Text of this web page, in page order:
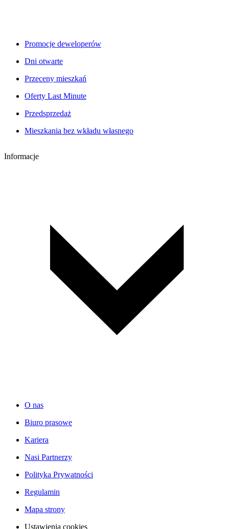
Promocje deweloperów
Dni otwarte
Przeceny mieszkań
Oferty Last Minute
Przedsprzedaż
Mieszkania bez wkładu własnego
Informacje
O nas
Biuro prasowe
Kariera
Nasi Partnerzy
Polityka Prywatności
Regulamin
Mapa strony
Ustawienia cookies